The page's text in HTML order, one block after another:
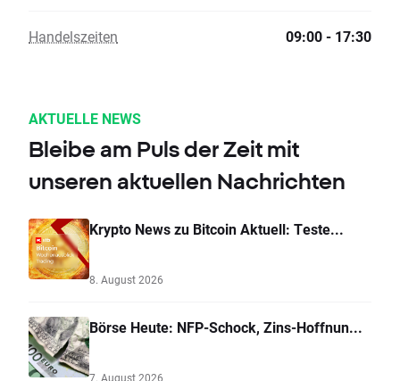
Handelszeiten 09:00 - 17:30
AKTUELLE NEWS
Bleibe am Puls der Zeit mit
unseren aktuellen Nachrichten
Krypto News zu Bitcoin Aktuell: Teste...
8. August 2026
Börse Heute: NFP-Schock, Zins-Hoffnun...
7. August 2026